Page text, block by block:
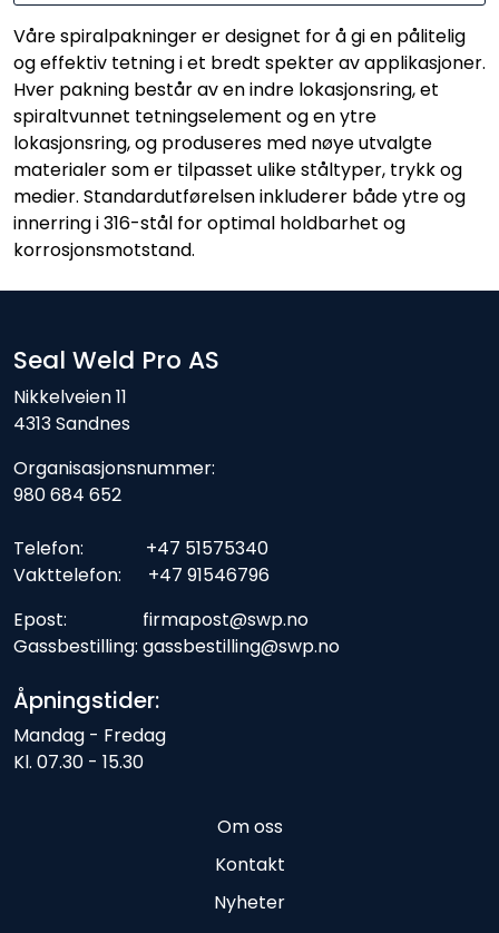
Våre spiralpakninger er designet for å gi en pålitelig
og effektiv tetning i et bredt spekter av applikasjoner.
Hver pakning består av en indre lokasjonsring, et
spiraltvunnet tetningselement og en ytre
lokasjonsring, og produseres med nøye utvalgte
materialer som er tilpasset ulike ståltyper, trykk og
medier. Standardutførelsen inkluderer både ytre og
innerring i 316-stål for optimal holdbarhet og
korrosjonsmotstand.
Seal Weld Pro AS
Nikkelveien 11
4313 Sandnes
Organisasjonsnummer:
980 684 652
Telefon: +47 51575340
Vakttelefon: +47 91546796
Epost: firmapost@swp.no
Gassbestilling: gassbestilling@swp.no
Åpningstider:
Mandag - Fredag
Kl. 07.30 - 15.30
Om oss
Kontakt
Nyheter